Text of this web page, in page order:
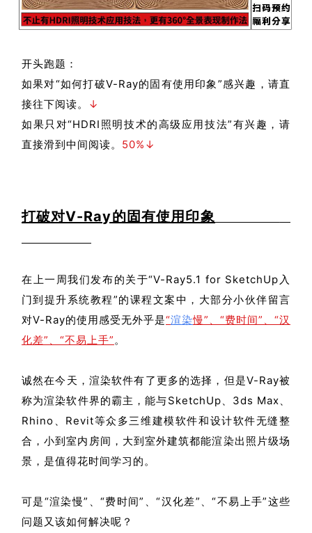
开头跑题：
如果对“如何打破V-Ray的固有使用印象”感兴趣，请直
接往下阅读。
↓
如果只对“HDRI照明技术的高级应用技法”有兴趣，请
直接滑到中间阅读。 50%↓
打破对V-Ray的固有使用印象
在上一周我们发布的关于“V-Ray5.1 for SketchUp入
门到提升系统教程”的课程文案中，大部分小伙伴留言
对V-Ray的使用感受无外乎是“渲染慢”、“费时间”、“汉
化差”、“不易上手” 。
诚然在今天，渲染软件有了更多的选择，但是V-Ray被
称为渲染软件界的霸主，能与SketchUp、3ds Max、
Rhino、Revit等众多三维建模软件和设计软件无缝整
合，小到室内房间，大到室外建筑都能渲染出照片级场
景，是值得花时间学习的。
可是“渲染慢”、“费时间”、“汉化差”、“不易上手”这些
问题又该如何解决呢？